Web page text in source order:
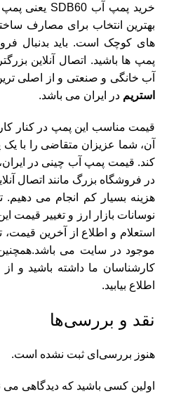
بهترین انتخاب برای مصارف
های کوچک است. باید بدنبال
پمپ ها باشید. اتصال آنلاین
آب خانگی و صنعتی و از اصلی
استریم در ایران می‌ باشد.
قیمت مناسب این پمپ در کنار
آن، شما عزیزان متقاضی را با
کند. قیمت پمپ آب چینی در
در فروشگاه بزرگ مانند اتصال
هزینه بسیار کم انجام می دهیم.
نوسانات بازار ارز و تغییر قیمت
استعلام و اطلاع از آخرین
موجود در سایت می
کارشناسان ما داشته باشید و
اطلاع بیابید.
نقد و بررسی‌ها
هنوز بررسی‌ای ثبت نشده است.
اولین کسی باشید که دیدگاهی